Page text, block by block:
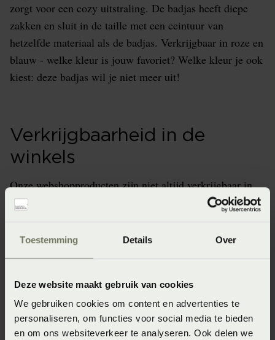
Toestemming Details Over
Deze website maakt gebruik van cookies
We gebruiken cookies om content en advertenties te
personaliseren, om functies voor social media te bieden
en om ons websiteverkeer te analyseren. Ook delen we
zorgt voor een cozy uitstraling. De badjas heeft diepe
zakken en sluit in de taille met een ceintuur van
hetzelfde materiaal als de badjas. Verkrijgbaar in roze en
blauw - welke kleur is jouw favoriet? Welke kleur je ook
kiest: deze badjas wil je niet meer uit!
Verkrijgbaarheid in de
winkels
Onze webshopproducten zijn niet altijd verkrijgbaar in
de winkel. Wil je het product in de winkel bekijken?
Specificaties
Artikelnummer